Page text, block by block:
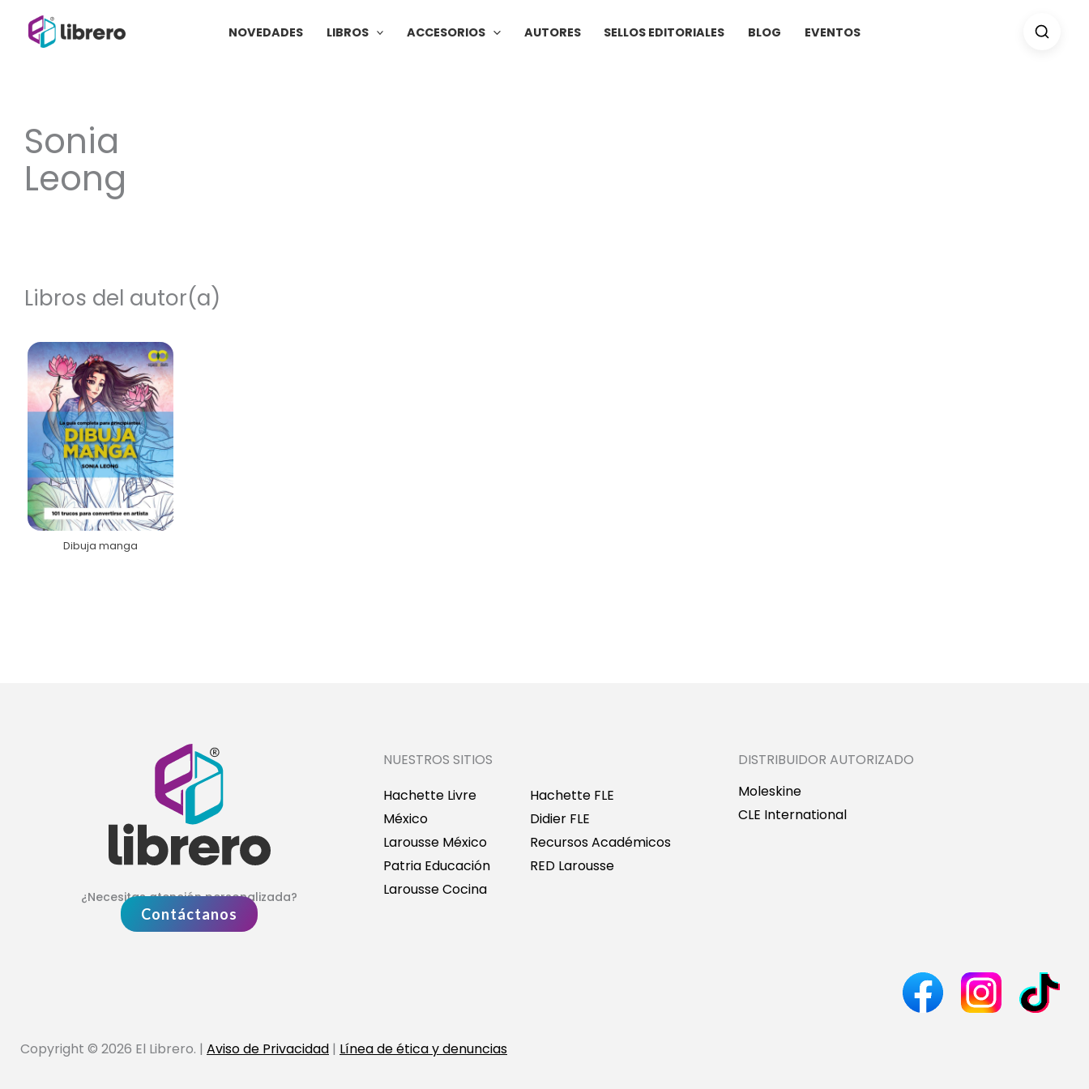
NOVEDADES LIBROS ACCESORIOS AUTORES SELLOS EDITORIALES BLOG EVENTOS
Sonia
Leong
Libros del autor(a)
Dibuja manga
¿Necesitas atención personalizada?
Contáctanos
NUESTROS SITIOS
Hachette Livre
México
Larousse México
Patria Educación
Larousse Cocina
Hachette FLE
Didier FLE
Recursos Académicos
RED Larousse
DISTRIBUIDOR AUTORIZADO
Moleskine
CLE International
Copyright © 2026 El Librero. | Aviso de Privacidad | Línea de ética y denuncias